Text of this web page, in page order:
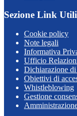
Sezione Link Utili
Cookie policy
Note legali
Informativa
Ufficio
Dichiarazione
Obiettivi di
Whistleblowing
Gestione